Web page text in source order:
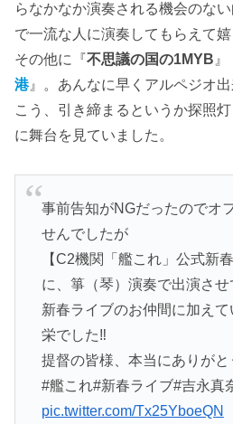
らなかなか演奏される機会のな
で一流な人に演奏してもらえて嬉
その他に『不思議の国の1MYB』
港』。あんなに早くアルペジオ出
こう、引き締まるというか探照
に舞台を見ていました。
事前告知がNGだったのでオ
せんでしたが
【C2機関「艦これ」公式新
に、箏（琴）演奏で出演させ
新春ライブのお仲間に加え
栄でした‼️
提督の皆様、本当にありがと
#艦これ#新春ライブ#吉永真
pic.twitter.com/Tx25YboeQN